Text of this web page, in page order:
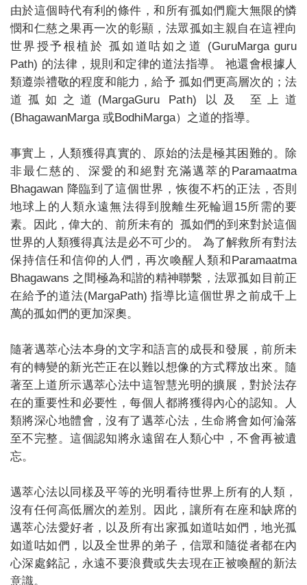
由於這個時代有利的條件，和所有孤如們龐大無限的憐
憫和仁慈之果再一次的彰顯，法眾孤如主親自在這裡向
世界授予根植於 孤如道咕如之道 (GuruMarga guru
Path) 的法律，規則和定律的道法指導。 祂還會根據人
類遵崇禮敬的程度和能力，給予 孤如們更高層次的；法
道孤如之道(MargaGuru Path) 以及 至上道
(BhagawanMarga 或BodhiMarga）之道的指導。
事實上，人類獲得真實的、原始的法是極其困難的。除
非最仁慈的、深愛的和絕對充滿邁萃的Paramaatma
Bhagawan 降臨到了這個世界，恢復不朽的正法，否則
地球上的人類永遠無法得到脫離生死輪迴15所需的要
素。因此，偉大的、前所未有的 孤如們的到來對於這個
世界的人類獲得真法是必不可少的。 為了解救所有對法
保持信任和信仰的人們，再次喚醒人類和Paramaatma
Bhagawans 之間極為和諧的精神聯繫，法眾孤如目前正
在給予的道法(MargaPath) 指導比這個世界之前成千上
萬的孤如們的更加深奧。
隨著邁萃心法本身的文字和語言的成長和發展，前所未
有的轉變的新光芒正在以難以想像的方式釋放出來。隨
著至上道所示邁萃心法中這智慧光明的擴展，對於法存
在的重要性和必要性，每個人都將獲得內心的認知。人
類將深心地體會，沒有了邁萃心法，生命將會如何淪落
至不完整。這個認知將永遠留在人類心中，不會再被遺
忘。
邁萃心法以同樣及平等的光明看待世界上所有的人類，
沒有任何高低層次的差別。因此，讓所有在座和缺席的
邁萃心法愛好者，以及所有出家孤如道咕如們，地光孤
如道咕如們，以及全世界的弟子，信眾和隨從者都在內
心深處銘記，永遠不要浪費或失去現在正被喚醒的新法
意識。